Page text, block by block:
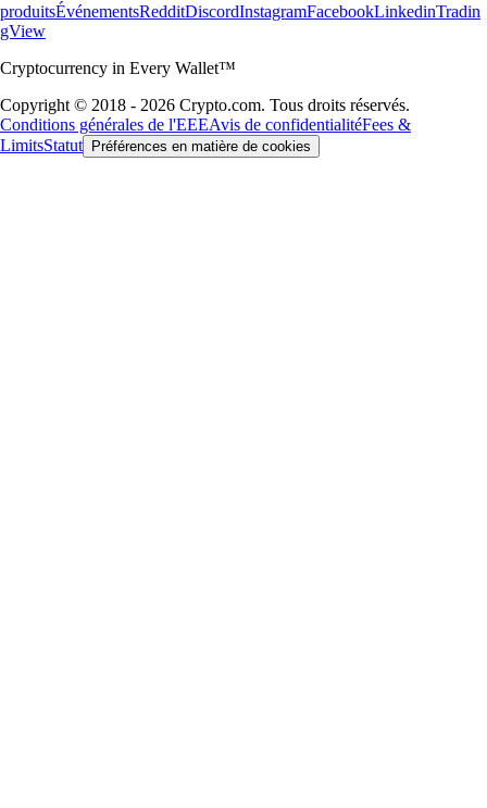
produitsÉvénementsRedditDiscordInstagramFacebookLinkedinTradin
gView
Cryptocurrency in Every Wallet™
Copyright © 2018 - 2026 Crypto.com. Tous droits réservés.
Conditions générales de l'EEEAvis de confidentialitéFees &
LimitsStatut Préférences en matière de cookies